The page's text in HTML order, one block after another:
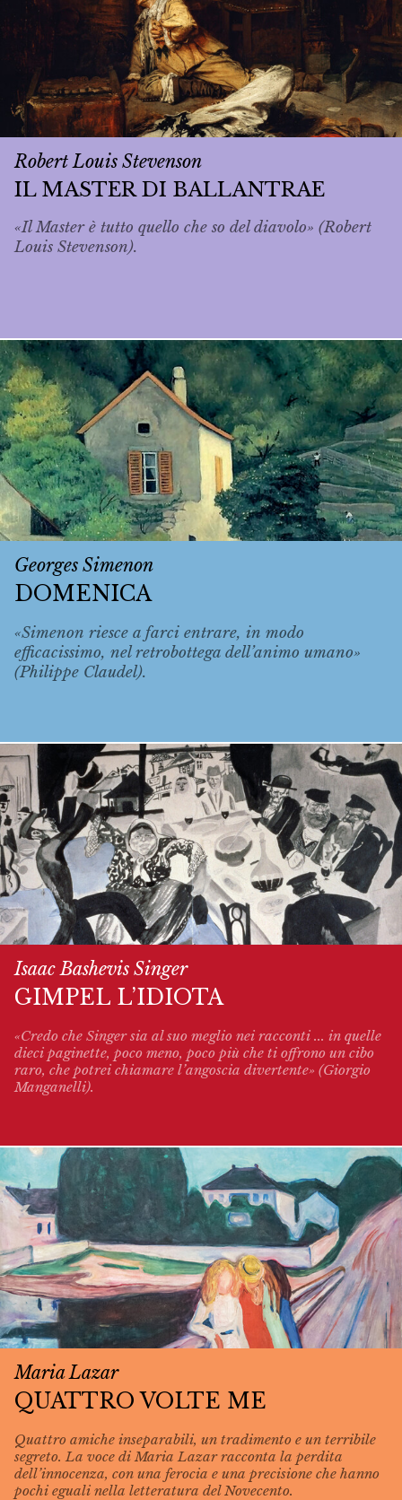
Robert Louis Stevenson
IL MASTER DI BALLANTRAE
«Il Master è tutto quello che so del diavolo» (Robert
Louis Stevenson).
Georges Simenon
DOMENICA
«Simenon riesce a farci entrare, in modo
efficacissimo, nel retrobottega dell’animo umano»
(Philippe Claudel).
Isaac Bashevis Singer
GIMPEL L’IDIOTA
«Credo che Singer sia al suo meglio nei racconti ... in quelle
dieci paginette, poco meno, poco più che ti offrono un cibo
raro, che potrei chiamare l’angoscia divertente» (Giorgio
Manganelli).
Maria Lazar
QUATTRO VOLTE ME
Quattro amiche inseparabili, un tradimento e un terribile
segreto. La voce di Maria Lazar racconta la perdita
dell’innocenza, con una ferocia e una precisione che hanno
pochi eguali nella letteratura del Novecento.